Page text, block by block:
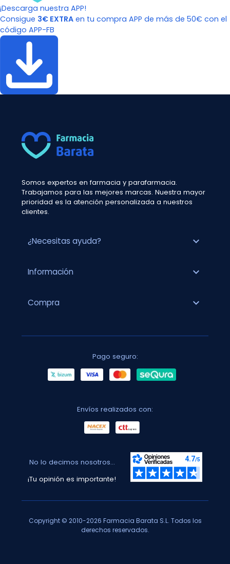
¡Descarga nuestra APP!
Consigue 3€ EXTRA en tu compra APP de más de 50€ con el
código APP-FB
Somos expertos en farmacia y parafarmacia.
Trabajamos para las mejores marcas. Nuestra mayor
prioridad es la atención personalizada a nuestros
clientes.
¿Necesitas ayuda? expand_more
Información expand_more
Compra expand_more
Pago seguro:
Envíos realizados con:
No lo decimos nosotros...
¡Tu opinión es importante!
Copyright © 2010-2026 Farmacia Barata S.L. Todos los
derechos reservados.